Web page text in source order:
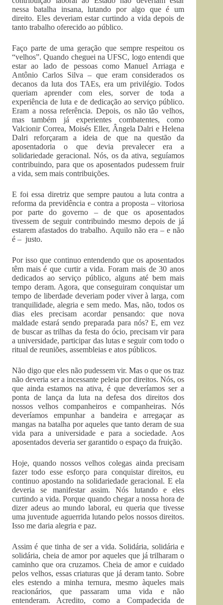
nessa batalha insana, lutando por algo que é um
direito. Eles deveriam estar curtindo a vida depois de
tanto trabalho oferecido ao público.
Faço parte de uma geração que sempre respeitou os
“velhos”. Quando cheguei na UFSC, logo entendi que
estar ao lado de pessoas como Manuel Arriaga e
Antônio Carlos Silva – que eram considerados os
decanos da luta dos TAEs, era um privilégio. Todos
queriam aprender com eles, sorver de toda a
experiência de luta e de dedicação ao serviço público.
Eram a nossa referência. Depois, os não tão velhos,
mas também já experientes combatentes, como
Valcionir Correa, Moisés Eller, Ângela Dalri e Helena
Dalri reforçaram a ideia de que na questão da
aposentadoria o que devia prevalecer era a
solidariedade geracional. Nós, os da ativa, seguíamos
contribuindo, para que os aposentados pudessem fruir
a vida, sem mais contribuições.
E foi essa diretriz que sempre pautou a luta contra a
reforma da previdência e contra a proposta – vitoriosa
por parte do governo – de que os aposentados
tivessem de seguir contribuindo mesmo depois de já
estarem afastados do trabalho. Aquilo não era – e não
é – justo.
Por isso que continuo entendendo que os aposentados
têm mais é que curtir a vida. Foram mais de 30 anos
dedicados ao serviço público, alguns até bem mais
tempo deram. Agora, que conseguiram conquistar um
tempo de liberdade deveriam poder viver à larga, com
tranquilidade, alegria e sem medo. Mas, não, todos os
dias eles precisam acordar pensando: que nova
maldade estará sendo preparada para nós? E, em vez
de buscar as trilhas da festa do ócio, precisam vir para
a universidade, participar das lutas e seguir com todo o
ritual de reuniões, assembleias e atos públicos.
Não digo que eles não pudessem vir. Mas o que os traz
não deveria ser a incessante peleia por direitos. Nós, os
que ainda estamos na ativa, é que deveríamos ser a
ponta de lança da luta na defesa dos direitos dos
nossos velhos companheiros e companheiras. Nós
deveríamos empunhar a bandeira e arregaçar as
mangas na batalha por aqueles que tanto deram de sua
vida para a universidade e para a sociedade. Aos
aposentados deveria ser garantido o espaço da fruição.
Hoje, quando nossos velhos colegas ainda precisam
fazer todo esse esforço para conquistar direitos, eu
continuo apostando na solidariedade geracional. E ela
deveria se manifestar assim. Nós lutando e eles
curtindo a vida. Porque quando chegar a nossa hora de
dizer adeus ao mundo laboral, eu queria que tivesse
uma juventude aguerrida lutando pelos nossos direitos.
Isso me daria alegria e paz.
Assim é que tinha de ser a vida. Solidária, solidária e
solidária, cheia de amor por aqueles que já trilharam o
caminho que ora cruzamos. Cheia de amor e cuidado
pelos velhos, essas criaturas que já deram tanto. Sobre
eles estendo a minha ternura, mesmo àqueles mais
reacionários, que passaram uma vida e não
entenderam. Acredito, como a Compadecida de